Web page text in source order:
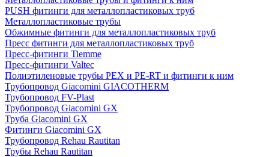
PUSH фитинги для металлопластиковых труб
Металлопластиковые трубы
Обжимные фитинги для металлопластиковых труб
Пресс фитинги для металлопластиковых труб
Пресс-фитинги Tiemme
Пресс-фитинги Valtec
Полиэтиленовые трубы PEX и PE-RT и фитинги к ним
Трубопровод Giacomini GIACOTHERM
Трубопровод FV-Plast
Трубопровод Giacomini GX
Труба Giacomini GX
Фитинги Giacomini GX
Трубопровод Rehau Rautitan
Трубы Rehau Rautitan